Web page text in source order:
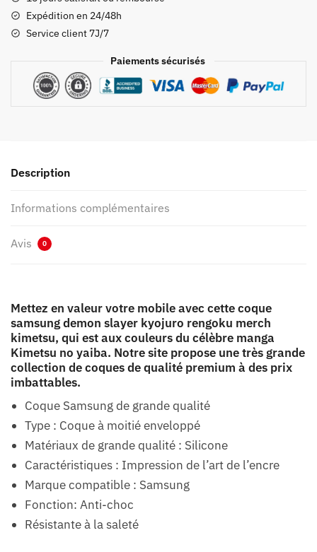
Slayer
Kyojuro
Rengoku
Kimetsu
Expédition en 24/48h
Service client 7J/7
Paiements sécurisés
Description
Informations complémentaires
Avis 0
Mettez en valeur votre mobile avec cette coque
samsung demon slayer kyojuro rengoku merch
kimetsu, qui est aux couleurs du célèbre manga
Kimetsu no yaiba. Notre site propose une très grande
collection de coques de qualité premium à des prix
imbattables.
Coque Samsung de grande qualité
Type : Coque à moitié enveloppé
Matériaux de grande qualité : Silicone
Caractéristiques : Impression de l’art de l’encre
Marque compatible : Samsung
Fonction: Anti-choc
Résistante à la saleté